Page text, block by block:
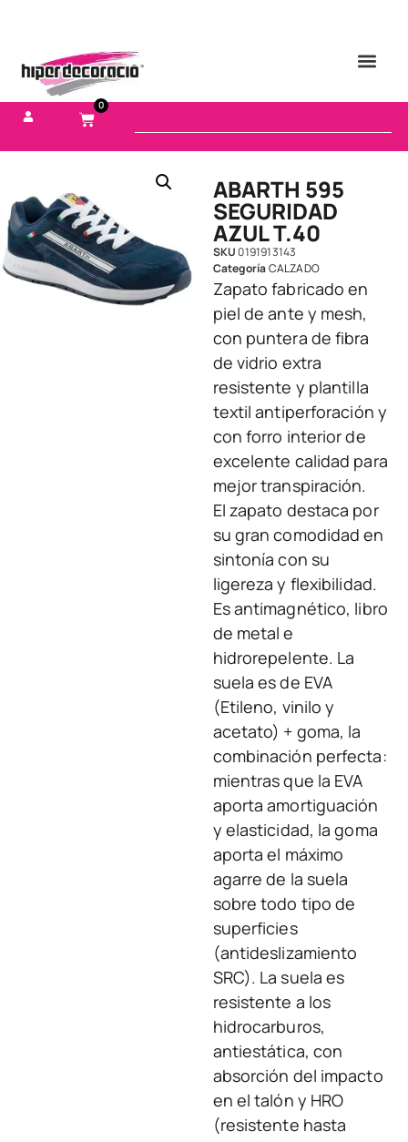
0
ABARTH 595
SEGURIDAD
AZUL T.40
SKU0191913143
CategoríaCALZADO
Zapato fabricado en
piel de ante y mesh,
con puntera de fibra
de vidrio extra
resistente y plantilla
textil antiperforación y
con forro interior de
excelente calidad para
mejor transpiración.
El zapato destaca por
su gran comodidad en
sintonía con su
ligereza y flexibilidad.
Es antimagnético, libro
de metal e
hidrorepelente. La
suela es de EVA
(Etileno, vinilo y
acetato) + goma, la
combinación perfecta:
mientras que la EVA
aporta amortiguación
y elasticidad, la goma
aporta el máximo
agarre de la suela
sobre todo tipo de
superficies
(antideslizamiento
SRC). La suela es
resistente a los
hidrocarburos,
antiestática, con
absorción del impacto
en el talón y HRO
(resistente hasta